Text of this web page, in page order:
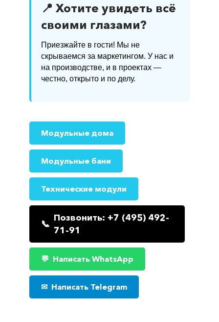
📍 Хотите увидеть всё
своими глазами?
Приезжайте в гости! Мы не
скрываемся за маркетингом. У нас и
на производстве, и в проектах —
честно, открыто и по делу.
Модульные дома
Модульные бани
Технические модули
Позвонить: +7 (495) 492-
71-91
Написать WhatsApp
Написать Telegram